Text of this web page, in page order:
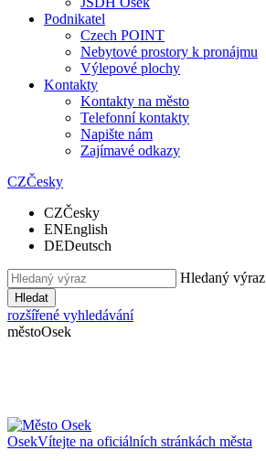
Podnikatel
Czech POINT
Nebytové prostory k pronájmu
Výlepové plochy
Kontakty
Kontakty na město
Telefonní kontakty
Napište nám
Zajímavé odkazy
CZČesky
CZČesky
ENEnglish
DEDeutsch
Hledaný výraz
Hledat
rozšířené vyhledávání
městoOsek
OsekVítejte na oficiálních stránkách města